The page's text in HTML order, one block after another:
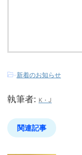
-新着のお知らせ
執筆者: K・J
関連記事